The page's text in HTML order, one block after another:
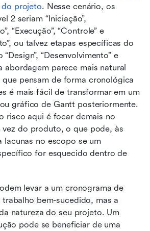
projeto. Nesse cenário, os
2 seriam “Iniciação”,
“Execução”, “Controle” e
ou talvez etapas específicas do
“Desenvolvimento” e
abordagem parece mais natural
que pensam de forma cronológica
é mais fácil de transformar em um
gráfico de Gantt posteriormente.
risco aqui é focar demais no
vez do produto, o que pode, às
lacunas no escopo se um
for esquecido dentro de
levar a um cronograma de
bem-sucedido, mas a
natureza do seu projeto. Um
pode se beneficiar de uma